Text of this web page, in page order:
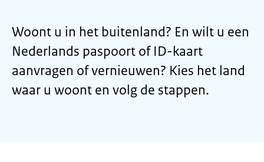
Woont u in het buitenland? En wilt u een
Nederlands paspoort of ID-kaart
aanvragen of vernieuwen? Kies het land
waar u woont en volg de stappen.